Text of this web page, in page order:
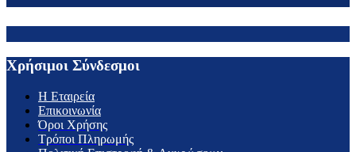
Χρήσιμοι Σύνδεσμοι
H Εταιρεία
Επικοινωνία
Όροι Χρήσης
Τρόποι Πληρωμής